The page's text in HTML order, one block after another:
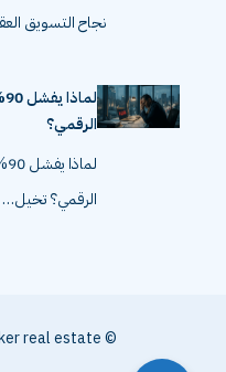
نجاح التسويق
الرقمي؟
الرقمي؟ تخيل…
© All rights received, Broker real estate